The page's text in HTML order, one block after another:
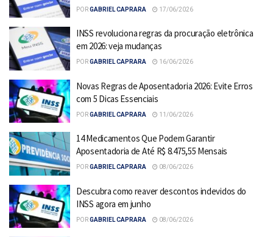
PORGABRIEL CAPRARA 17/06/2026
INSS revoluciona regras da procuração eletrônica
em 2026: veja mudanças
PORGABRIEL CAPRARA 16/06/2026
Novas Regras de Aposentadoria 2026: Evite Erros
com 5 Dicas Essenciais
PORGABRIEL CAPRARA 11/06/2026
14 Medicamentos Que Podem Garantir
Aposentadoria de Até R$ 8.475,55 Mensais
PORGABRIEL CAPRARA 08/06/2026
Descubra como reaver descontos indevidos do
INSS agora em junho
PORGABRIEL CAPRARA 08/06/2026